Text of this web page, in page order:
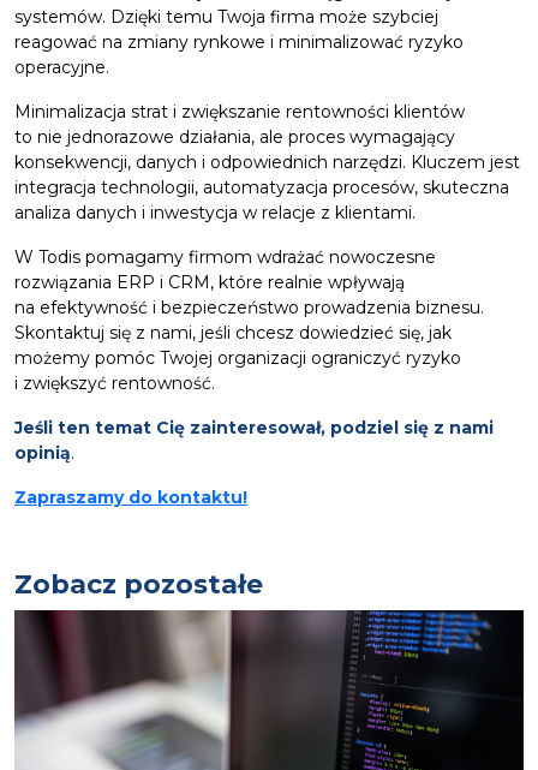
systemów. Dzięki temu Twoja firma może szybciej
reagować na zmiany rynkowe i minimalizować ryzyko
operacyjne.
Minimalizacja strat i zwiększanie rentowności klientów
to nie jednorazowe działania, ale proces wymagający
konsekwencji, danych i odpowiednich narzędzi. Kluczem jest
integracja technologii, automatyzacja procesów, skuteczna
analiza danych i inwestycja w relacje z klientami.
W Todis pomagamy firmom wdrażać nowoczesne
rozwiązania ERP i CRM, które realnie wpływają
na efektywność i bezpieczeństwo prowadzenia biznesu.
Skontaktuj się z nami, jeśli chcesz dowiedzieć się, jak
możemy pomóc Twojej organizacji ograniczyć ryzyko
i zwiększyć rentowność.
Jeśli ten temat Cię zainteresował, podziel się z nami
opinią.
Zapraszamy do kontaktu!
Zobacz pozostałe